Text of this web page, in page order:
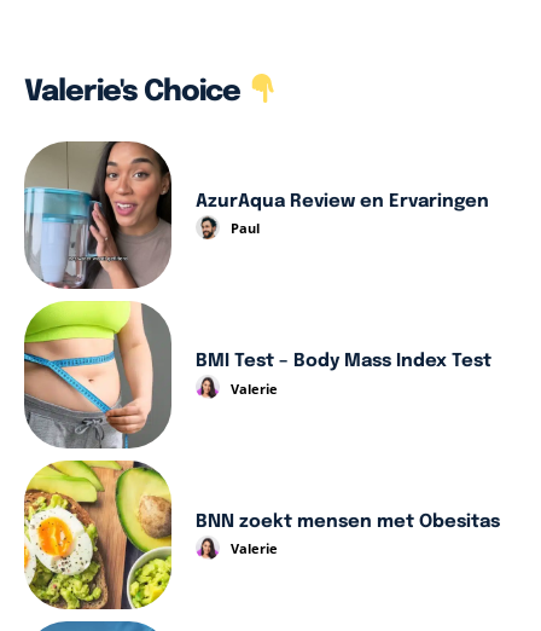
Valerie's Choice
AzurAqua Review en Ervaringen
Paul
BMI Test – Body Mass Index Test
Valerie
BNN zoekt mensen met Obesitas
Valerie